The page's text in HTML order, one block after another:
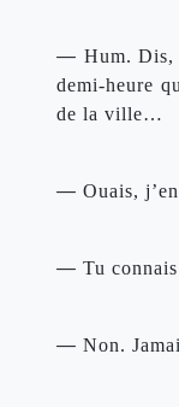
— Hum. Dis,
demi-heure
de la ville…
— Ouais,
— Tu
— Non.